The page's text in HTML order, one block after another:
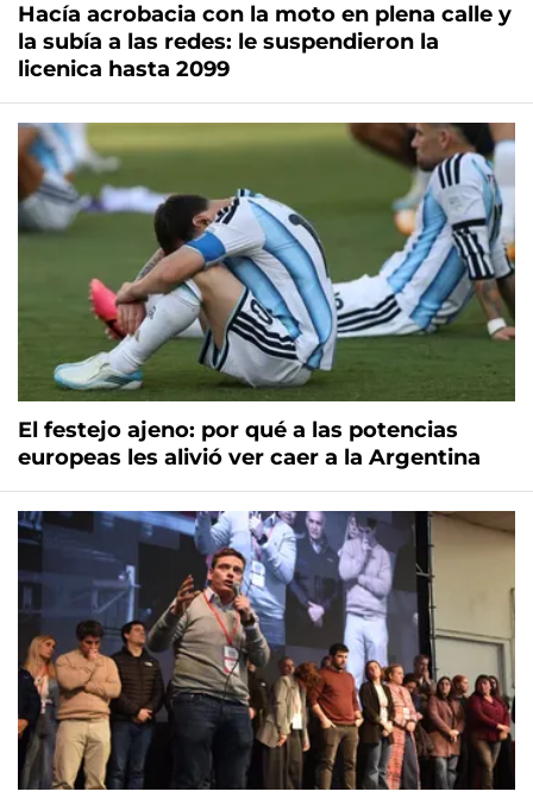
Hacía acrobacia con la moto en plena calle y
la subía a las redes: le suspendieron la
licenica hasta 2099
El festejo ajeno: por qué a las potencias
europeas les alivió ver caer a la Argentina